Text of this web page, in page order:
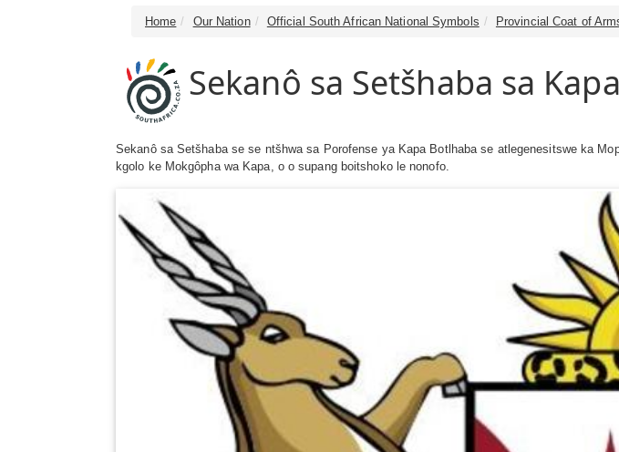
Home Our Nation Official South African National Symbols Provincial Coat of
Sekanô sa Setšhaba sa
Sekanô sa Setšhaba se se ntšhwa sa Porofense ya Kapa Botlhaba se atlegenesitswe ka
kgolo ke Mokgôpha wa Kapa, o o supang boitshoko le nonofo.